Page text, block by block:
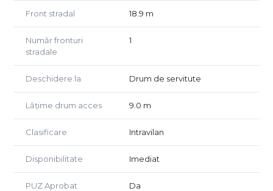
Front stradal 18.9 m
Număr fronturi
stradale
1
Deschidere la Drum de servitute
Lățime drum acces 9.0 m
Clasificare Intravilan
Disponibilitate Imediat
PUZ Aprobat Da